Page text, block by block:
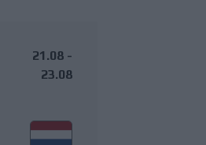
21.08 -
23.08